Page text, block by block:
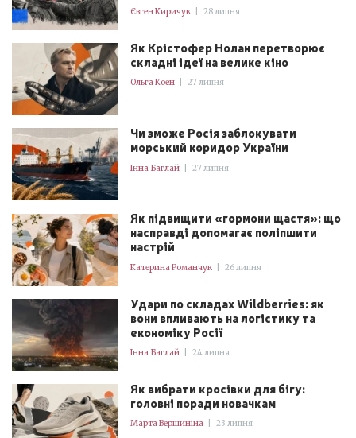
Євген Киричук 28 липня
Як Крістофер Нолан перетворює
складні ідеї на велике кіно
Ольга Коен 27 липня
Чи зможе Росія заблокувати
морський коридор України
Інна Баглай 27 липня
Як підвищити «гормони щастя»: що
насправді допомагає поліпшити
настрій
Катерина Романчук 26 липня
Удари по складах Wildberries: як
вони впливають на логістику та
економіку Росії
Інна Баглай 24 липня
Як вибрати кросівки для бігу:
головні поради новачкам
Марта Вершиніна 23 липня